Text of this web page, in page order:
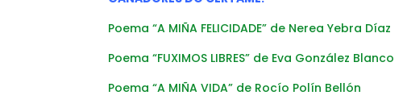
Poema “A MIÑA FELICIDADE” de Nerea Yebra Díaz
Poema “FUXIMOS LIBRES” de Eva González Blanco
Poema “A MIÑA VIDA” de Rocío Polín Bellón